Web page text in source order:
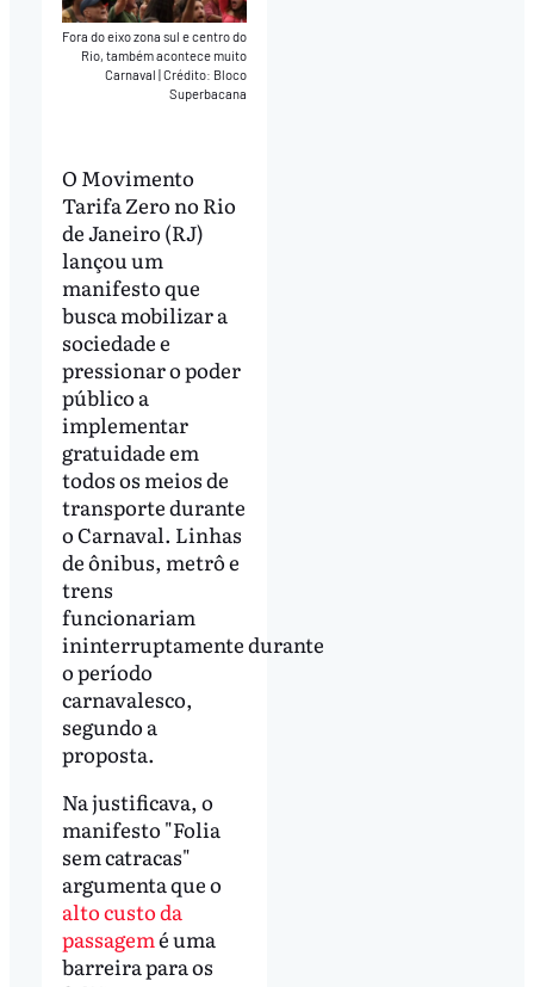
Fora do eixo zona sul e centro do
Rio, também acontece muito
Carnaval|Crédito: Bloco
Superbacana
O Movimento
Tarifa Zero no Rio
de Janeiro (RJ)
lançou um
manifesto que
busca mobilizar a
sociedade e
pressionar o poder
público a
implementar
gratuidade em
todos os meios de
transporte durante
o Carnaval. Linhas
de ônibus, metrô e
trens
funcionariam
ininterruptamente durante
o período
carnavalesco,
segundo a
proposta.
Na justificava, o
manifesto "Folia
sem catracas"
argumenta que o
alto custo da
passagemé uma
barreira para os